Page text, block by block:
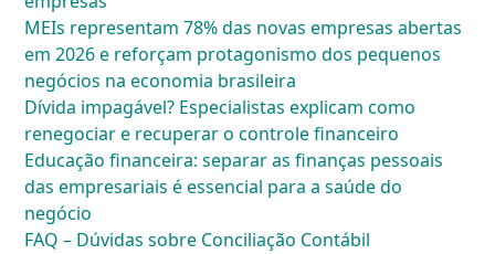
MEIs representam 78% das novas empresas abertas
em 2026 e reforçam protagonismo dos pequenos
negócios na economia brasileira
Dívida impagável? Especialistas explicam como
renegociar e recuperar o controle financeiro
Educação financeira: separar as finanças pessoais
das empresariais é essencial para a saúde do
negócio
FAQ – Dúvidas sobre Conciliação Contábil